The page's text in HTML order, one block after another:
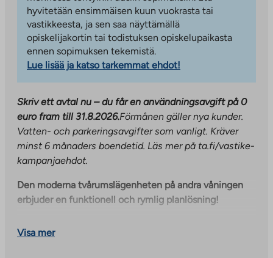
hyvitetään ensimmäisen kuun vuokrasta tai
vastikkeesta, ja sen saa näyttämällä
opiskelijakortin tai todistuksen opiskelupaikasta
ennen sopimuksen tekemistä.
Lue lisää ja katso tarkemmat ehdot!
Skriv ett avtal nu – du får en användningsavgift på 0
euro fram till 31.8.2026.Förmånen gäller nya kunder.
Vatten- och parkeringsavgifter som vanligt. Kräver
minst 6 månaders boendetid. Läs mer på ta.fi/vastike-
kampanjaehdot.
Den moderna tvårumslägenheten på andra våningen
erbjuder en funktionell och rymlig planlösning!
som naturligt rymmer både matplats och soffmöbel.
Visa mer